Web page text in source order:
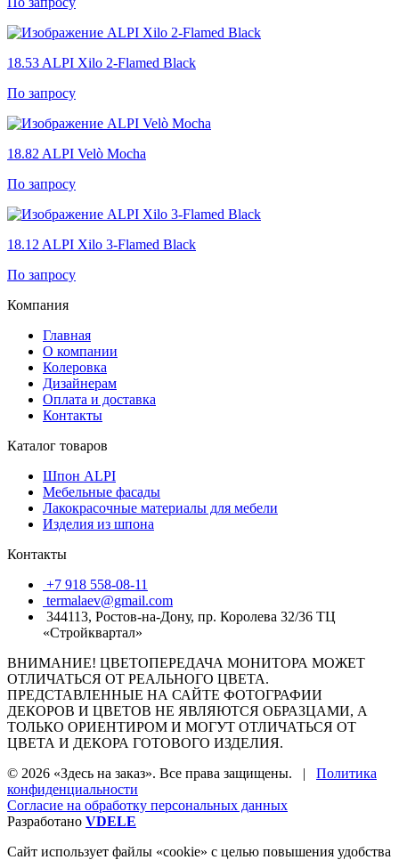
18.53 ALPI Xilo 2-Flamed Black
По запросу
18.82 ALPI Velò Mocha
По запросу
18.12 ALPI Xilo 3-Flamed Black
По запросу
Компания
Главная
О компании
Колеровка
Дизайнерам
Оплата и доставка
Контакты
Каталог товаров
Шпон ALPI
Мебельные фасады
Лакокрасочные материалы для мебели
Изделия из шпона
Контакты
+7 918 558-08-11
termalaev@gmail.com
344113, Ростов-на-Дону, пр. Королева 32/36 ТЦ
«Стройквартал»
ВНИМАНИЕ! ЦВЕТОПЕРЕДАЧА МОНИТОРА МОЖЕТ
ОТЛИЧАТЬСЯ ОТ РЕАЛЬНОГО ЦВЕТА.
ПРЕДСТАВЛЕННЫЕ НА САЙТЕ ФОТОГРАФИИ
ДЕКОРОВ И ЦВЕТОВ НЕ ЯВЛЯЮТСЯ ОБРАЗЦАМИ, А
ТОЛЬКО ОРИЕНТИРОМ И МОГУТ ОТЛИЧАТЬСЯ ОТ
ЦВЕТА И ДЕКОРА ГОТОВОГО ИЗДЕЛИЯ.
© 2026 «Здесь на заказ». Все права защищены. | Политика
конфиденциальности
Согласие на обработку персональных данных
Разработано VDELE
Сайт использует файлы «cookie» с целью повышения удобства